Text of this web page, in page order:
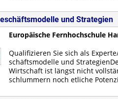
und Strategien
Europäische Fernhochschule
Qua­li­fi­zie­ren Sie sich als
schäfts­mo­del­le und
Wirt­schaft ist längst nicht
schlum­mern noch et­li­che